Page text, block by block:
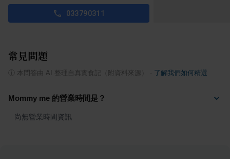
033790311
常見問題
本問答由 AI 整理自真實食記（附資料來源） 了解我們如何精選
Mommy me 的營業時間是？
尚無營業時間資訊